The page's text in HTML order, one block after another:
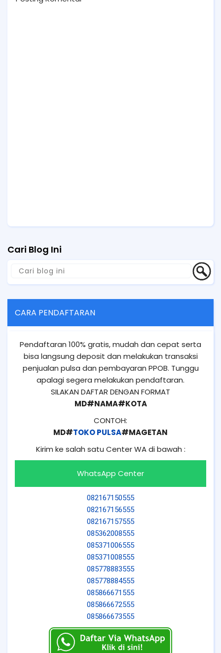
Cari Blog Ini
CARA PENDAFTARAN
Pendaftaran 100% gratis, mudah dan cepat serta
bisa langsung deposit dan melakukan transaksi
penjualan pulsa dan pembayaran PPOB. Tunggu
apalagi segera melakukan pendaftaran.
SILAKAN DAFTAR DENGAN FORMAT
MD#NAMA#KOTA
CONTOH:
MD#TOKO PULSA#MAGETAN
Kirim ke salah satu Center WA di bawah :
WhatsApp Center
082167150555
082167156555
082167157555
085362008555
085371006555
085371008555
085778883555
085778884555
085866671555
085866672555
085866673555